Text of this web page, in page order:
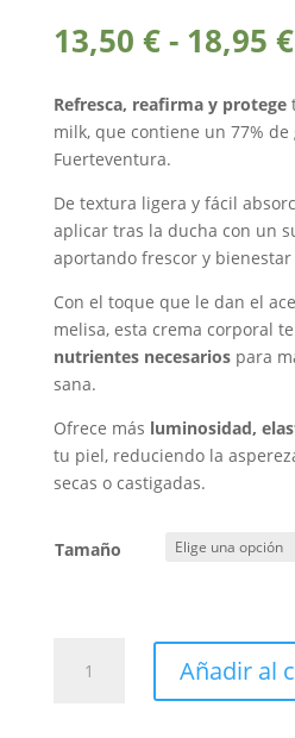
13,50 € - 18,95 €
Refresca, reafirma y protege
milk, que contiene un 77%
Fuerteventura.
De textura ligera y fácil
aplicar tras la ducha con un
aportando frescor y
Con el toque que le dan el
melisa, esta crema corporal
nutrientes necesariospara
sana.
Ofrece más luminosidad,
tu piel, reduciendo la
secas o castigadas.
Tamaño
Añadir al